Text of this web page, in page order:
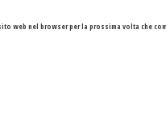
web nel browser per la prossima volta che